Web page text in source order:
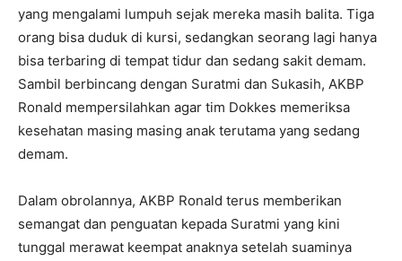
yang mengalami lumpuh sejak mereka masih balita. Tiga
orang bisa duduk di kursi, sedangkan seorang lagi hanya
bisa terbaring di tempat tidur dan sedang sakit demam.
Sambil berbincang dengan Suratmi dan Sukasih, AKBP
Ronald mempersilahkan agar tim Dokkes memeriksa
kesehatan masing masing anak terutama yang sedang
demam.
Dalam obrolannya, AKBP Ronald terus memberikan
semangat dan penguatan kepada Suratmi yang kini
tunggal merawat keempat anaknya setelah suaminya